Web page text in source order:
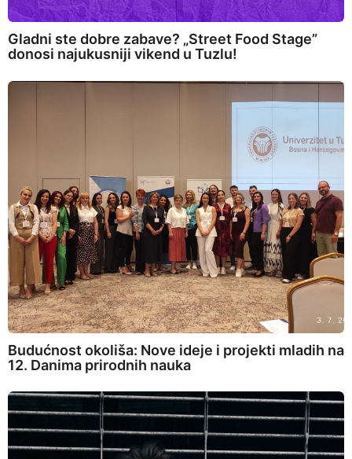
Gladni ste dobre zabave? „Street Food Stage”
donosi najukusniji vikend u Tuzlu!
Budućnost okoliša: Nove ideje i projekti mladih na
12. Danima prirodnih nauka